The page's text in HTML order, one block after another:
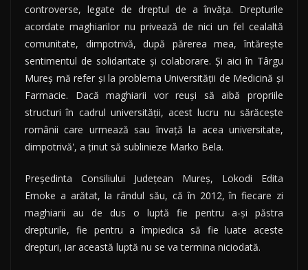
controverse, legate de dreptul de a învăţa. Drepturile
acordate maghiarilor nu privează de nici un fel cealaltă
comunitate, dimpotrivă, după părerea mea, întăreşte
sentimentul de solidaritate şi colaborare. Şi aici în Târgu
Mureş mă refer şi la problema Universităţii de Medicină şi
Farmacie. Dacă maghiarii vor reuşi să aibă propriile
structuri în cadrul universităţii, acest lucru nu sărăceşte
românii care urmează sau învaţă la acea universitate,
dimpotrivă', a ţinut să sublinieze Marko Bela.
Preşedinta Consiliului Judeţean Mureş, Lokodi Edita
Emoke a arătat, la rândul său, că în 2012, în fiecare zi
maghiarii au de dus o luptă fie pentru a-şi păstra
drepturile, fie pentru a împiedica să fie luate aceste
drepturi, iar această luptă nu se va termina niciodată.